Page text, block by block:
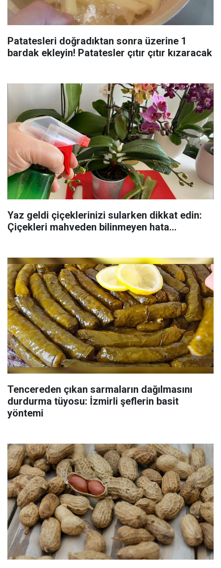
Patatesleri doğradıktan sonra üzerine 1
bardak ekleyin! Patatesler çıtır çıtır kızaracak
Yaz geldi çiçeklerinizi sularken dikkat edin:
Çiçekleri mahveden bilinmeyen hata...
Tencereden çıkan sarmaların dağılmasını
durdurma tüyosu: İzmirli şeflerin basit
yöntemi